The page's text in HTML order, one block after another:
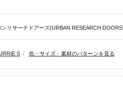
ンリサーチドアーズ(URBAN RESEARCH
S / 色・サイズ・素材のパターンを見る